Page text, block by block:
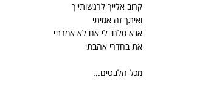
קרוב אלייך לרגשותייך
ואיתך זה אמיתי
אנא סלחי לי אם לא אמרתי
את בחדרי אהבתי
מכל הלבטים...